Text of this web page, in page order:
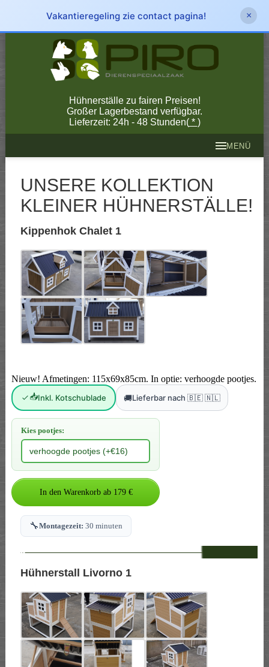
Vakantieregeling zie contact pagina! ×
Hühnerställe zu fairen Preisen!
Großer Lagerbestand verfügbar.
Lieferzeit: 24h - 48 Stunden(* )
MENÜ
UNSERE KOLLEKTION
KLEINER HÜHNERSTÄLLE!
Kippenhok Chalet 1
Nieuw! Afmetingen: 115x69x85cm. In optie: verhoogde pootjes.
📥Inkl. Kotschublade 🚚Lieferbar nach 🇧🇪 🇳🇱
Kies pootjes:
🔧Montagezeit: 30 minuten
--
Hühnerstall Livorno 1